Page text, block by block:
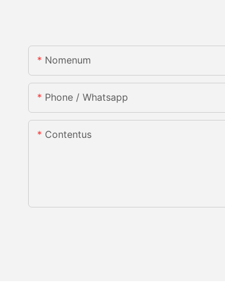
Nomenum
Phone / Whatsapp
Contentus